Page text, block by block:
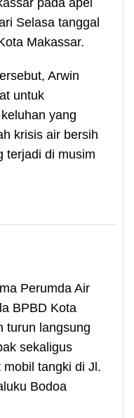
Selasa tanggal
Makassar.
Arwin
untuk
yang
krisis air bersih
terjadi di musim
Perumda Air
BPBD Kota
turun langsung
sekaligus
tangki di Jl.
Bodoa